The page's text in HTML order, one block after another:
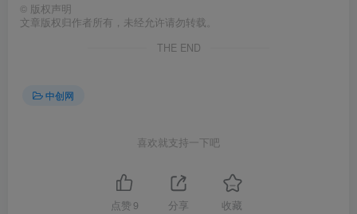
© 版权声明
文章版权归作者所有，未经允许请勿转载。
THE END
中创网
喜欢就支持一下吧
点赞 9 分享 收藏